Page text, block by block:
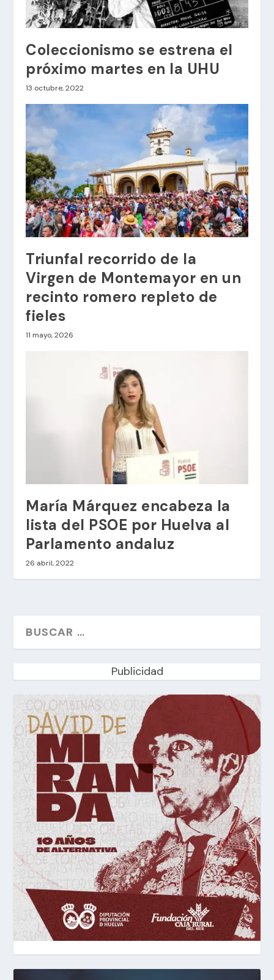
Coleccionismo se estrena el
próximo martes en la UHU
13 octubre, 2022
Triunfal recorrido de la
Virgen de Montemayor en un
recinto romero repleto de
fieles
11 mayo, 2026
María Márquez encabeza la
lista del PSOE por Huelva al
Parlamento andaluz
26 abril, 2022
Publicidad